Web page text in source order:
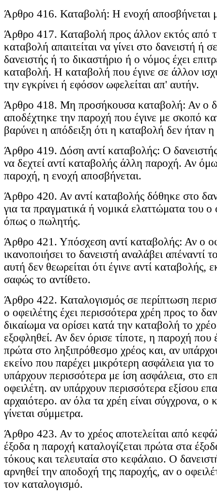
Άρθρο 416. Καταβολή: Η ενοχή αποσβήνεται
Άρθρο 417. Καταβολή προς άλλον εκτός από
καταβολή απαιτείται να γίνει στο δανειστή ή
δανειστής ή το δικαστήριο ή ο νόμος έχει
καταβολή. Η καταβολή που έγινε σε άλλον
την εγκρίνει ή εφόσον ωφελείται απ' αυτήν.
Άρθρο 418. Μη προσήκουσα καταβολή: Αν ο
αποδέχτηκε την παροχή που έγινε με σκοπό
βαρύνει η απόδειξη ότι η καταβολή δεν ήταν
Άρθρο 419. Δόση αντί καταβολής: Ο δανειστής
να δεχτεί αντί καταβολής άλλη παροχή. Αν
παροχή, η ενοχή αποσβήνεται.
Άρθρο 420. Αν αντί καταβολής δόθηκε στο
για τα πραγματικά ή νομικά ελαττώματα του ο
όπως ο πωλητής.
Άρθρο 421. Υπόσχεση αντί καταβολής: Αν ο
ικανοποιήσει το δανειστή αναλάβει απέναντί
αυτή δεν θεωρείται ότι έγινε αντί καταβολής,
σαφώς το αντίθετο.
Άρθρο 422. Καταλογισμός σε περίπτωση
ο οφειλέτης έχει περισσότερα χρέη προς το
δικαίωμα να ορίσει κατά την καταβολή το
εξοφληθεί. Αν δεν όρισε τίποτε, η παροχή που
πρώτα στο ληξιπρόθεσμο χρέος και, αν
εκείνο που παρέχει μικρότερη ασφάλεια για
υπάρχουν περισσότερα με ίση ασφάλεια, στο
οφειλέτη. αν υπάρχουν περισσότερα εξίσου
αρχαιότερο. αν όλα τα χρέη είναι σύγχρονα, ο
γίνεται σύμμετρα.
Άρθρο 423. Αν το χρέος αποτελείται από
έξοδα η παροχή καταλογίζεται πρώτα στα
τόκους και τελευταία στο κεφάλαιο. Ο
αρνηθεί την αποδοχή της παροχής, αν ο
τον καταλογισμό.